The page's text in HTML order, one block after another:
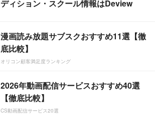
ディション・スクール情報はDeview
漫画読み放題サブスクおすすめ11選【徹
底比較】
オリコン顧客満足度ランキング
2026年動画配信サービスおすすめ40選
【徹底比較】
CS動画配信サービス20選